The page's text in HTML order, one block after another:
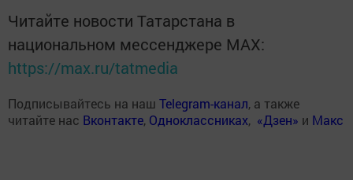
Читайте новости Татарстана в
национальном мессенджере MАХ:
https://max.ru/tatmedia
Подписывайтесь на наш Telegram-канал, а также
читайте нас Вконтакте, Одноклассниках, «Дзен» и Макс